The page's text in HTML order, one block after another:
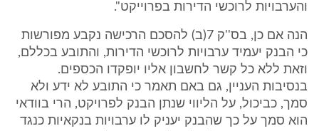
והערבויות לרוכשי הדירות בפרוייקט".
הנה אם כן, בס''ק 7(ב) להסכם הרכישה נקבע מפורשות
כי הבנק יעמיד ערבויות לרוכשי הדירות, והתובע בכללם,
וזאת ללא כל קשר לחשבון אליו יופקדו הכספים.
בנסיבות העניין, גם באם תאמר כי התובע לא ידע ולא
סמך, כביכול, על הליווי שנתן הבנק לפרויקט, הרי בוודאי
הוא סמך על כך שהבנק יעניק לו ערבויות בנקאיות כנגד